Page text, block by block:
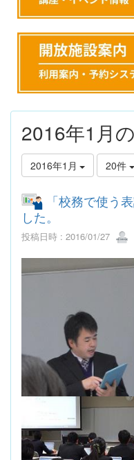
2016年1月
2016年1月 20件
「校務で使う
した。
投稿日時 : 2016/01/27